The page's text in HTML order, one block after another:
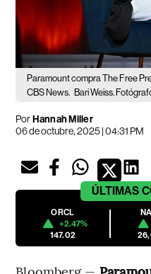
Paramount compra The Free
CBS News. Bari Weiss.
PorHannah Miller
06 de octubre, 2025 | 04:31 PM
ÚLTIMAS
ORCL
+2.47%
147.02